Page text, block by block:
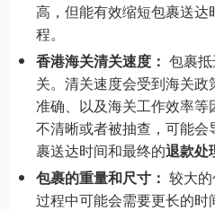
高，但能有效缩短包裹送达
程。
香港海关清关速度： 包裹
关。清关速度会受到海关
准确、以及海关工作效率
不清晰或者被抽查，可能
裹送达时间和最终的退款处
包裹的重量和尺寸： 较大
过程中可能会需要更长的